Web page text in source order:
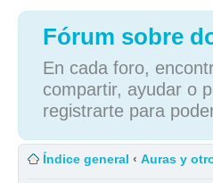
Fórum sobre
En cada foro,
compartir, ayudar o
registrarte para
Índice general ‹ Auras y